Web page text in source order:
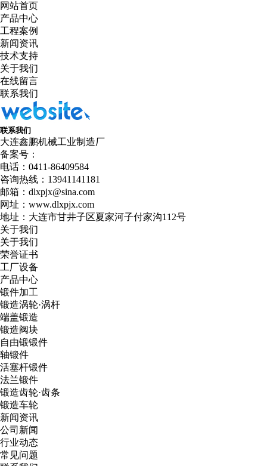
网站首页
产品中心
工程案例
新闻资讯
技术支持
关于我们
在线留言
联系我们
联系我们
大连鑫鹏机械工业制造厂
备案号：
电话：0411-86409584
咨询热线：13941141181
邮箱：dlxpjx@sina.com
网址：www.dlxpjx.com
地址：大连市甘井子区夏家河子付家沟112号
关于我们
关于我们
荣誉证书
工厂设备
产品中心
锻件加工
锻造涡轮·涡杆
端盖锻造
锻造阀块
自由锻锻件
轴锻件
活塞杆锻件
法兰锻件
锻造齿轮·齿条
锻造车轮
新闻资讯
公司新闻
行业动态
常见问题